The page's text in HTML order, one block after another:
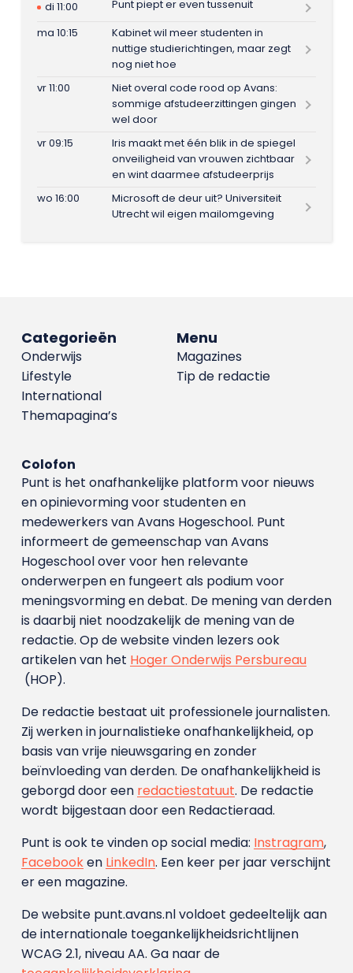
di 11:00
Punt piept er even tussenuit
ma 10:15
Kabinet wil meer studenten in
nuttige studierichtingen, maar zegt
nog niet hoe
vr 11:00
Niet overal code rood op Avans:
sommige afstudeerzittingen gingen
wel door
vr 09:15
Iris maakt met één blik in de spiegel
onveiligheid van vrouwen zichtbaar
en wint daarmee afstudeerprijs
wo 16:00
Microsoft de deur uit? Universiteit
Utrecht wil eigen mailomgeving
Menu
Magazines
Tip de redactie
Categorieën
Onderwijs
Lifestyle
International
Themapagina’s
Colofon
Punt is het onafhankelijke platform voor nieuws
en opinievorming voor studenten en
medewerkers van Avans Hoge­school. Punt
informeert de gemeenschap van Avans
Hogeschool over voor hen relevante
onderwerpen en fungeert als podium voor
meningsvorming en debat. De mening van derden
is daarbij niet noodzakelijk de mening van de
redactie. Op de website vinden lezers ook
artikelen van het Hoger Onderwijs Persbureau
(HOP).
De redactie bestaat uit professionele journalisten.
Zij werken in journalistieke onafhankelijkheid, op
basis van vrije nieuwsgaring en zonder
beïnvloeding van derden. De onafhankelijkheid is
geborgd door een redactiestatuut. De redactie
wordt bijgestaan door een Redactieraad.
Punt is ook te vinden op social media: Instragram,
Facebooken LinkedIn. Een keer per jaar verschijnt
er een magazine.
De website punt.avans.nl voldoet gedeeltelijk aan
de internationale toegankelijkheidsrichtlijnen
WCAG 2.1, niveau AA. Ga naar de